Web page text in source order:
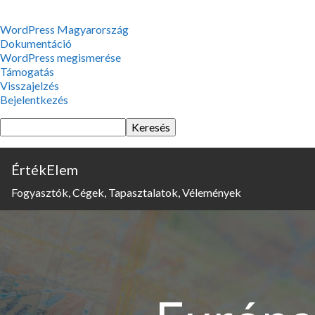
WordPress,
a
csodás
WordPress Magyarország
Dokumentáció
WordPress megismerése
Támogatás
Visszajelzés
Bejelentkezés
Keresés
ÉrtékElem
Fogyasztók, Cégek, Tapasztalatok, Vélemények